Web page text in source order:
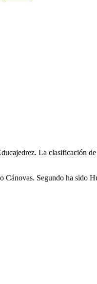
La clasificación
Segundo ha sido